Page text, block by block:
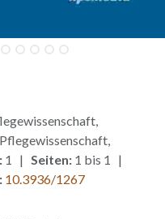
Pflegewissenschaft,
1 | Seiten: 1 bis 1 |
10.3936/1267